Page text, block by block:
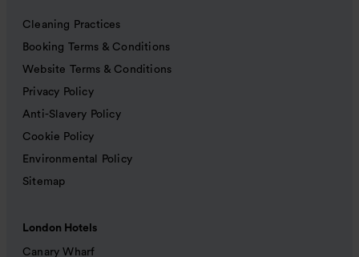
Cleaning Practices
Booking Terms & Conditions
Website Terms & Conditions
Privacy Policy
Anti-Slavery Policy
Cookie Policy
Environmental Policy
Sitemap
London Hotels
Canary Wharf